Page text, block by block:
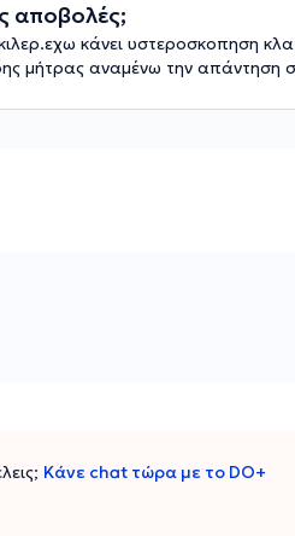
αποβολές;
κάνει υστεροσκοπηση
μήτρας αναμένω την απάντηση
Κάνε chat τώρα με το DO+